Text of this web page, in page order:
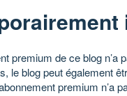
premium de ce blog n’a
le blog peut également
premium n’a